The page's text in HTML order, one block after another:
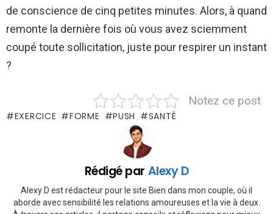
de conscience de cinq petites minutes. Alors, à quand
remonte la dernière fois où vous avez sciemment
coupé toute sollicitation, juste pour respirer un instant
?
Notez ce post
EXERCICE FORME PUSH SANTÉ
Rédigé par Alexy D
Alexy D est rédacteur pour le site Bien dans mon couple, où il
aborde avec sensibilité les relations amoureuses et la vie à deux.